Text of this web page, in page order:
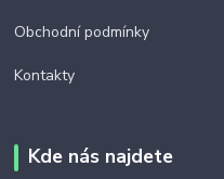
Obchodní podmínky
Kontakty
Kde nás najdete